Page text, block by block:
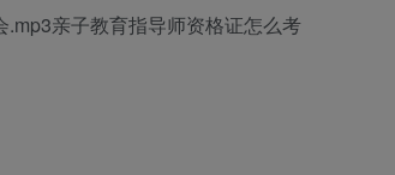
.mp3亲子教育指导师资格证怎么考